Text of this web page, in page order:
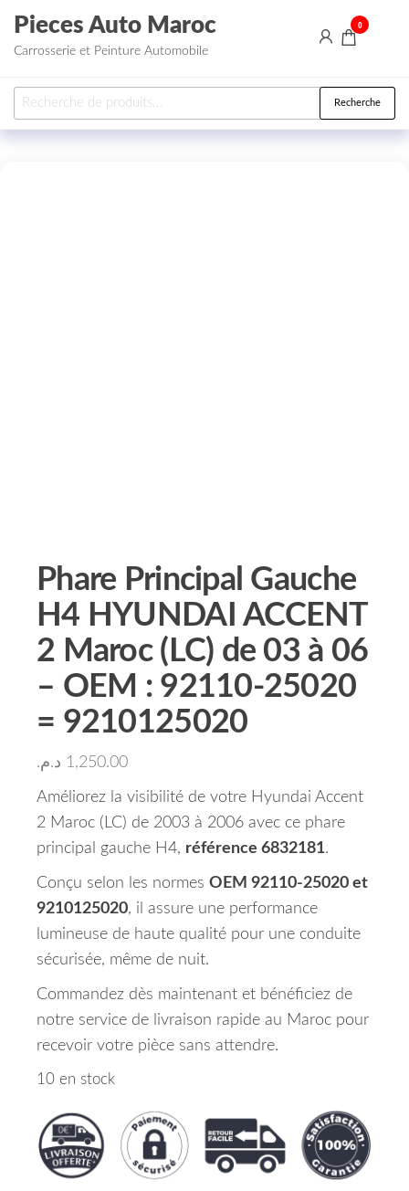
Aller au contenu
Pieces Auto Maroc
Carrosserie et Peinture Automobile
0
Recherche pour : Recherche
Phare Principal Gauche
H4 HYUNDAI ACCENT
2 Maroc (LC) de 03 à 06
– OEM : 92110-25020
= 9210125020
1,250.00 د.م.
Améliorez la visibilité de votre Hyundai Accent
2 Maroc (LC) de 2003 à 2006 avec ce phare
principal gauche H4, référence 6832181.
Conçu selon les normes OEM 92110-25020 et
9210125020, il assure une performance
lumineuse de haute qualité pour une conduite
sécurisée, même de nuit.
Commandez dès maintenant et bénéficiez de
notre service de livraison rapide au Maroc pour
recevoir votre pièce sans attendre.
10 en stock